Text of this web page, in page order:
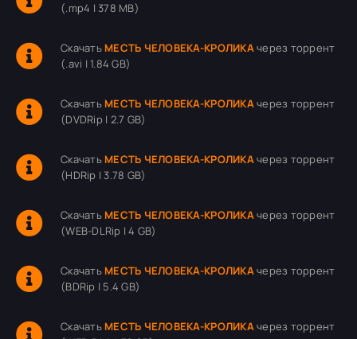
(.mp4 | 378 MB)
Скачать МЕСТЬ ЧЕЛОВЕКА-КРОЛИКАчерез торрент
(.avi | 1.84 GB)
Скачать МЕСТЬ ЧЕЛОВЕКА-КРОЛИКАчерез торрент
(DVDRip | 2.7 GB)
Скачать МЕСТЬ ЧЕЛОВЕКА-КРОЛИКАчерез торрент
(HDRip | 3.78 GB)
Скачать МЕСТЬ ЧЕЛОВЕКА-КРОЛИКАчерез торрент
(WEB-DLRip | 4 GB)
Скачать МЕСТЬ ЧЕЛОВЕКА-КРОЛИКАчерез торрент
(BDRip | 5.4 GB)
Скачать МЕСТЬ ЧЕЛОВЕКА-КРОЛИКАчерез торрент